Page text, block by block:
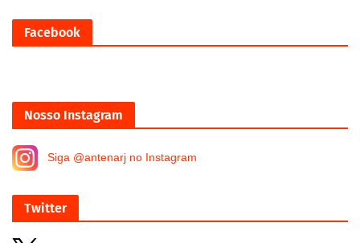
Facebook
Nosso Instagram
Siga @antenarj no Instagram
Twitter